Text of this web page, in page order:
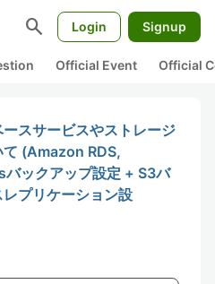
search Login Signup
Official Event Official
スサービスやストレージ
(Amazon RDS,
ックアップ設定 + S3バ
プリケーション設